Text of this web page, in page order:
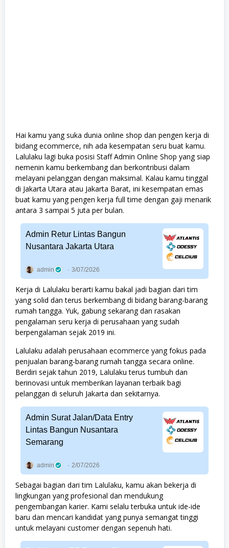
Hai kamu yang suka dunia online shop dan pengen kerja di
bidang ecommerce, nih ada kesempatan seru buat kamu.
Lalulaku lagi buka posisi Staff Admin Online Shop yang siap
nemenin kamu berkembang dan berkontribusi dalam
melayani pelanggan dengan maksimal. Kalau kamu tinggal
di Jakarta Utara atau Jakarta Barat, ini kesempatan emas
buat kamu yang pengen kerja full time dengan gaji menarik
antara 3 sampai 5 juta per bulan.
Admin Retur Lintas Bangun
Nusantara Jakarta Utara
admin 3/07/2026
Kerja di Lalulaku berarti kamu bakal jadi bagian dari tim
yang solid dan terus berkembang di bidang barang-barang
rumah tangga. Yuk, gabung sekarang dan rasakan
pengalaman seru kerja di perusahaan yang sudah
berpengalaman sejak 2019 ini.
Lalulaku adalah perusahaan ecommerce yang fokus pada
penjualan barang-barang rumah tangga secara online.
Berdiri sejak tahun 2019, Lalulaku terus tumbuh dan
berinovasi untuk memberikan layanan terbaik bagi
pelanggan di seluruh Jakarta dan sekitarnya.
Admin Surat Jalan/Data Entry
Lintas Bangun Nusantara
Semarang
admin 2/07/2026
Sebagai bagian dari tim Lalulaku, kamu akan bekerja di
lingkungan yang profesional dan mendukung
pengembangan karier. Kami selalu terbuka untuk ide-ide
baru dan mencari kandidat yang punya semangat tinggi
untuk melayani customer dengan sepenuh hati.